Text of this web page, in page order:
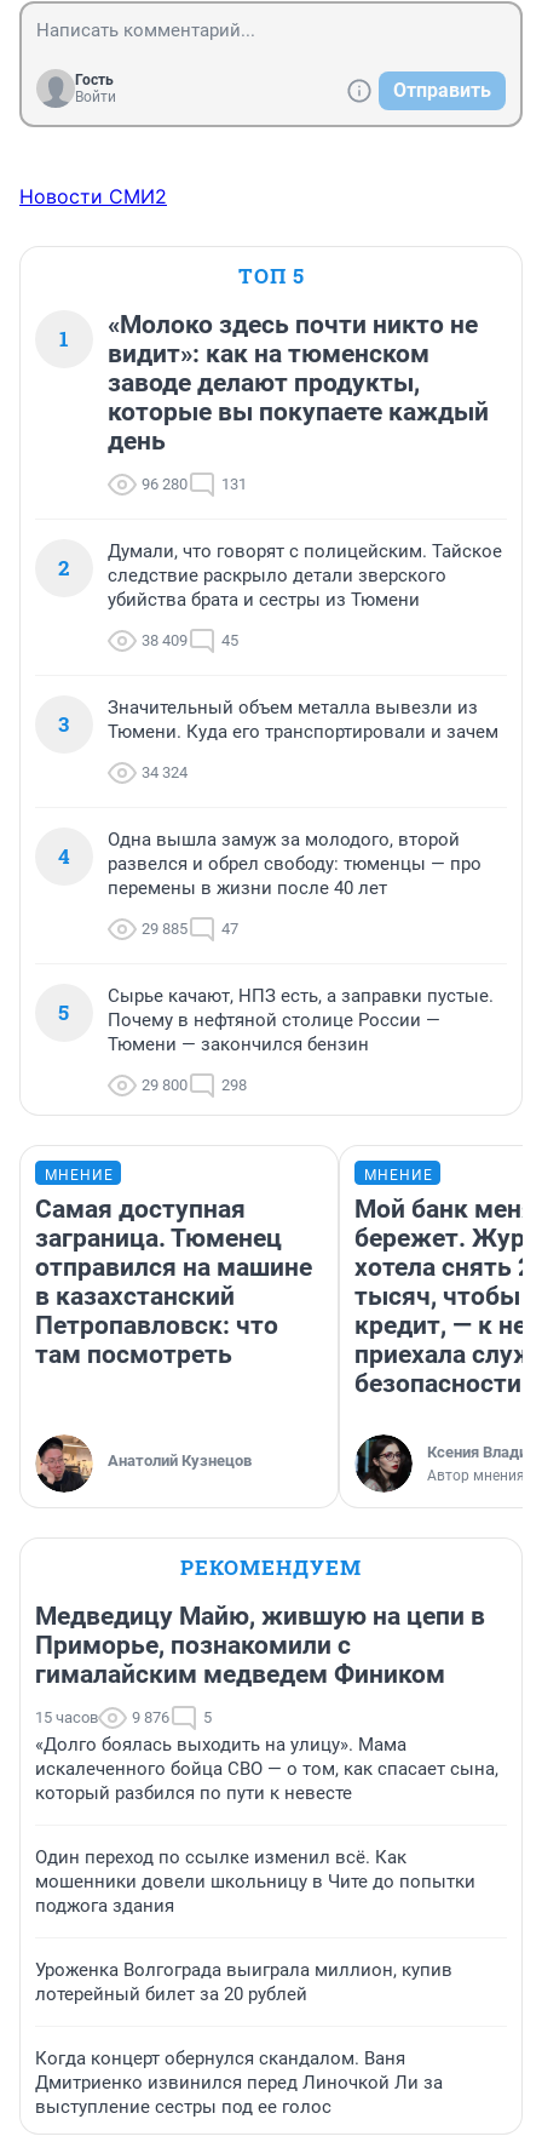
Гость
Войти
Отправить
Новости СМИ2
ТОП 5
1
«Молоко здесь почти никто не
видит»: как на тюменском
заводе делают продукты,
которые вы покупаете каждый
день
96 280 131
2
Думали, что говорят с полицейским. Тайское
следствие раскрыло детали зверского
убийства брата и сестры из Тюмени
38 409 45
3
Значительный объем металла вывезли из
Тюмени. Куда его транспортировали и зачем
34 324
4
Одна вышла замуж за молодого, второй
развелся и обрел свободу: тюменцы — про
перемены в жизни после 40 лет
29 885 47
5
Сырье качают, НПЗ есть, а заправки пустые.
Почему в нефтяной столице России —
Тюмени — закончился бензин
29 800 298
МНЕНИЕ
Самая доступная
заграница. Тюменец
отправился на машине
в казахстанский
Петропавловск: что
там посмотреть
Анатолий Кузнецов
МНЕНИЕ
Мой банк меня
бережет.
хотела снять
тысяч, чтобы
кредит, — к
приехала
безопасности
Ксения
Автор мнения
РЕКОМЕНДУЕМ
Медведицу Майю, жившую на цепи в
Приморье, познакомили с
гималайским медведем Фиником
15 часов 9 876 5
«Долго боялась выходить на улицу». Мама
искалеченного бойца СВО — о том, как спасает сына,
который разбился по пути к невесте
Один переход по ссылке изменил всё. Как
мошенники довели школьницу в Чите до попытки
поджога здания
Уроженка Волгограда выиграла миллион, купив
лотерейный билет за 20 рублей
Когда концерт обернулся скандалом. Ваня
Дмитриенко извинился перед Линочкой Ли за
выступление сестры под ее голос